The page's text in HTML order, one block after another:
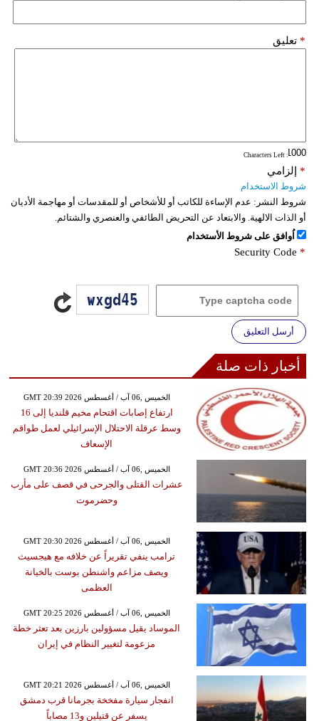
تعليق *
: Characters Left
إلزامي *
شروط الاستخدام
شروط النشر: عدم الإساءة للكاتب أو للأشخاص أو للمقدسات أو مهاجمة الأديان
أو الذات الالهية. والابتعاد عن التحريض الطائفي والعنصري والشتائم.
اُوافق على شروط الأستخدام
Security Code *
أرسل التعليق
أخبار ذات صلة
GMT 20:39 2026 الخميس ,06 آب / أغسطس
ارتفاع إصابات اقتحام مخيم قلنديا إلى 16
وسط عرقلة الاحتلال الإسرائيلي لعمل طواقم
الإسعاف
GMT 20:36 2026 الخميس ,06 آب / أغسطس
عشرات القتلى والجرحى في قصف على مأرب
وحضرموت
GMT 20:30 2026 الخميس ,06 آب / أغسطس
ترامب ينفي تقريراً عن خلافه مع هيجسيث
ويصف مزاعم واشنطن بوست بالخيانة
العظمى
GMT 20:25 2026 الخميس ,06 آب / أغسطس
الموساد يقيل مسؤولين بارزين بعد تعثر خطة
مزعومة لتغيير النظام في إيران
GMT 20:21 2026 الخميس ,06 آب / أغسطس
انفجار سيارة مفخخة بجرمانا قرب دمشق
يسفر عن قتيلين و13 مصاباً